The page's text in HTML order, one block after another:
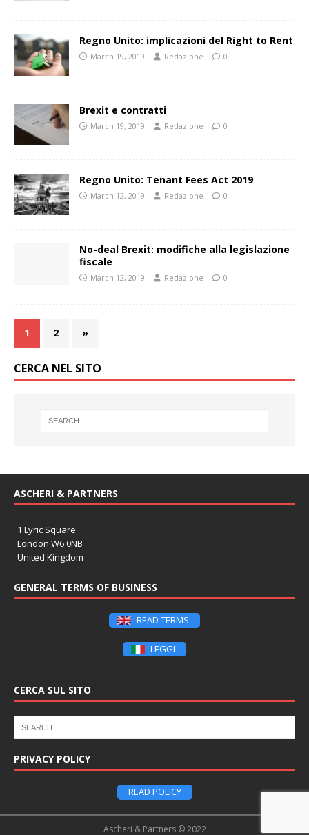
Regno Unito: implicazioni del Right to Rent
March 19, 2019 Redazione 0
Brexit e contratti
March 19, 2019 Redazione 0
Regno Unito: Tenant Fees Act 2019
March 12, 2019 Redazione 0
No-deal Brexit: modifiche alla legislazione
fiscale
March 12, 2019 Redazione 0
1 2 »
CERCA NEL SITO
ASCHERI & PARTNERS
1 Lyric Square
London W6 0NB
United Kingdom
GENERAL TERMS OF BUSINESS
READ TERMS
LEGGI
CERCA SUL SITO
PRIVACY POLICY
READ POLICY
Ascheri & Partners © 2022